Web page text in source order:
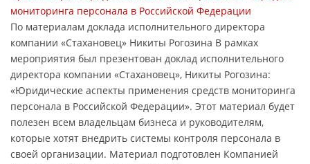
мониторинга персонала в Российской Федерации
По материалам доклада исполнительного директора
компании «Стахановец» Никиты Рогозина В рамках
мероприятия был презентован доклад исполнительного
директора компании «Стахановец», Никиты Рогозина:
«Юридические аспекты применения средств мониторинга
персонала в Российской Федерации». Этот материал будет
полезен всем владельцам бизнеса и руководителям,
которые хотят внедрить системы контроля персонала в
своей организации. Материал подготовлен Компанией